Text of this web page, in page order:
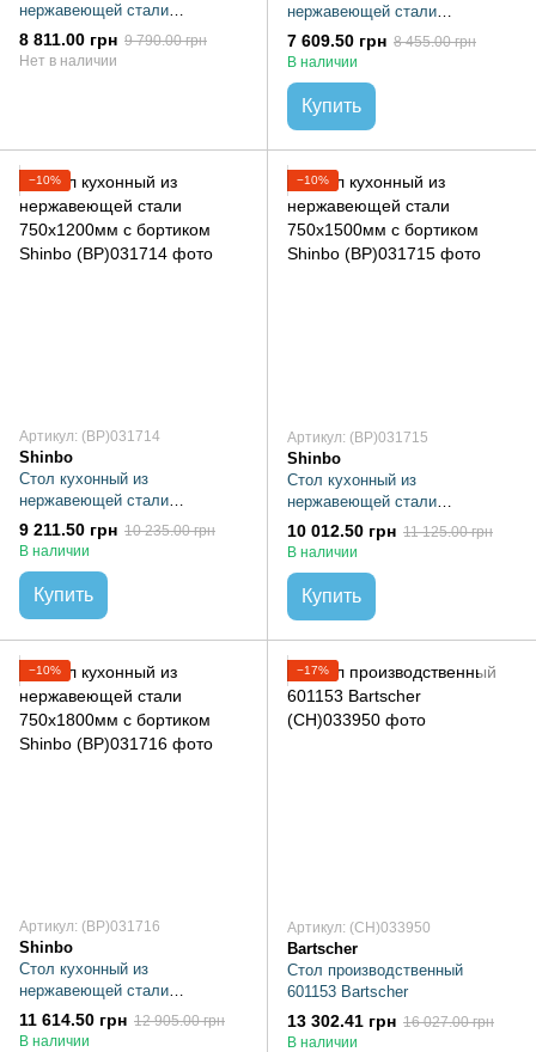
нержавеющей стали
600х1500мм Shinbo
8 811.00 грн 9 790.00 грн
Нет в наличии
нержавеющей стали
600х1200мм с бортиком Shinbo
7 609.50 грн 8 455.00 грн
В наличии
Купить
−10%
Артикул: (BP)031714
Shinbo
Стол кухонный из
нержавеющей стали
750х1200мм с бортиком Shinbo
9 211.50 грн 10 235.00 грн
В наличии
Купить
−10%
Артикул: (BP)031715
Shinbo
Стол кухонный из
нержавеющей стали
750х1500мм с бортиком Shinbo
10 012.50 грн 11 125.00 грн
В наличии
Купить
−10%
Артикул: (BP)031716
Shinbo
Стол кухонный из
нержавеющей стали
750х1800мм с бортиком Shinbo
11 614.50 грн 12 905.00 грн
В наличии
−17%
Артикул: (CH)033950
Bartscher
Стол производственный
601153 Bartscher
13 302.41 грн 16 027.00 грн
В наличии